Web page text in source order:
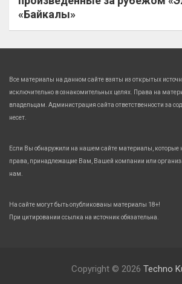
«Байкалы»
Все материалы на данном сайте взяты из открытых
исключительно в ознакомительных целях. Права на
владельцам. Администрация сайта ответственности за
несет.
Если Вы обнаружили на нашем сайте материалы, которые
права, принадлежащие Вам, Вашей компании или
нам.
На сайте могут быть опубликованы материалы 18+!
При цитировании ссылка на источник обязательна.
Copyright © 2026 Techno